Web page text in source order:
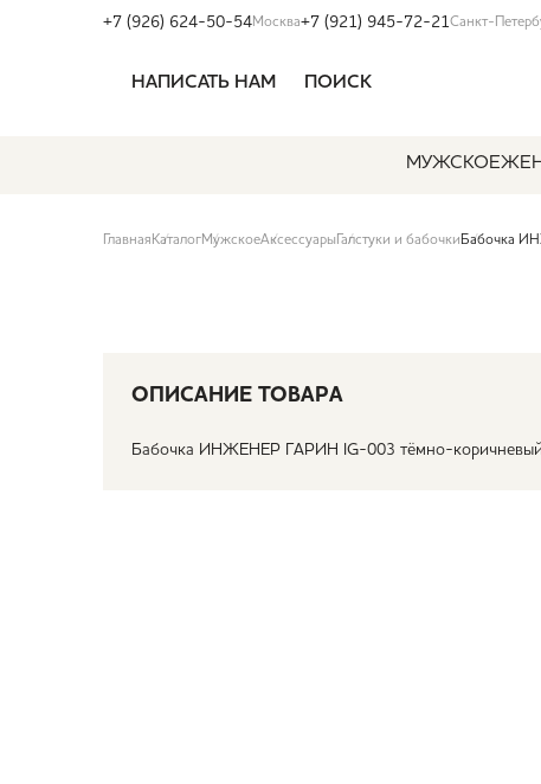
+7 (926) 624-50-54Москва+7 (921) 945-72-21Санкт-
НАПИСАТЬ НАМ ПОИСК
МУЖСКОЕ
Главная КаталогМужскоеАксессуары Галстуки и бабочкиБабочка
ОПИСАНИЕ ТОВАРА
Бабочка ИНЖЕНЕР ГАРИН IG-003 тёмно-коричневый